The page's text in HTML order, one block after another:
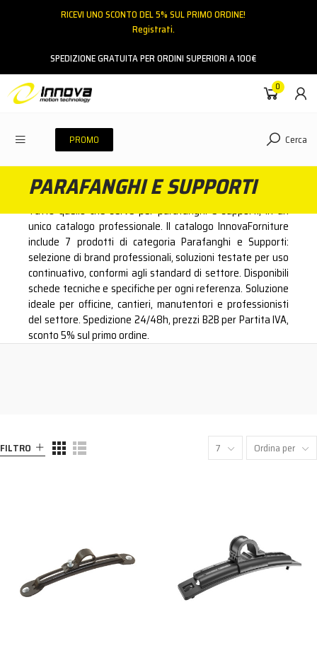
RICEVI UNO SCONTO DEL 5% SUL PRIMO ORDINE!
Registrati.
SPEDIZIONE GRATUITA PER ORDINI SUPERIORI A 100€
0
PROMO Cerca
PARAFANGHI E SUPPORTI
Tutto quello che serve per parafanghi e supporti, in un
unico catalogo professionale. Il catalogo InnovaForniture
include 7 prodotti di categoria Parafanghi e Supporti:
selezione di brand professionali, soluzioni testate per uso
continuativo, conformi agli standard di settore. Disponibili
schede tecniche e specifiche per ogni referenza. Soluzione
ideale per officine, cantieri, manutentori e professionisti
del settore. Spedizione 24/48h, prezzi B2B per Partita IVA,
sconto 5% sul primo ordine.
FILTRO 7 Ordina per
ACCEDI
Hai dimenticato la password?
NESSUN ACCOUNT CREA UN NUOVO ACCOUNT
Contattaci